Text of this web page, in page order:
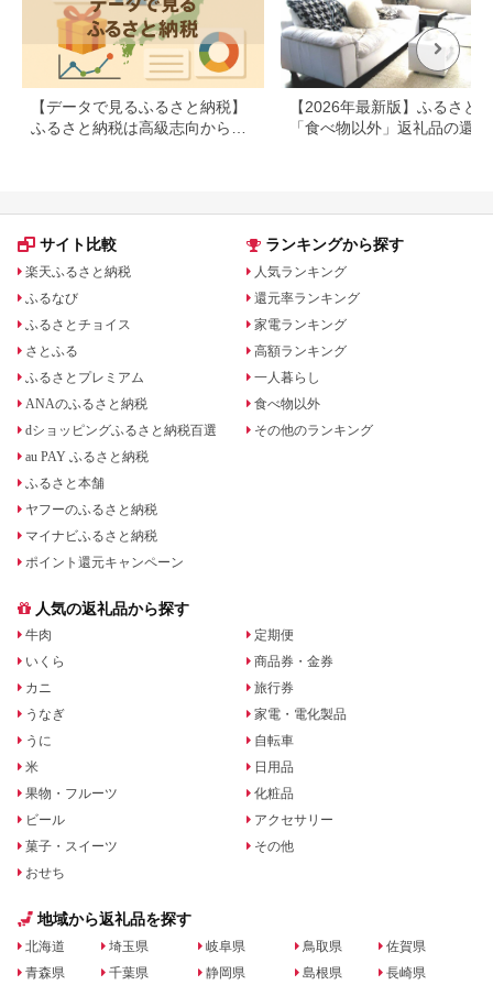
【データで見るふるさと納税】
ふるさと納税は高級志向から節
【2026年最新版】ふるさと
「食べ物以外」返礼品の還
サイト比較
楽天ふるさと納税
ふるなび
ふるさとチョイス
さとふる
ふるさとプレミアム
ANAのふるさと納税
dショッピングふるさと納税百選
au PAY ふるさと納税
ふるさと本舗
ヤフーのふるさと納税
マイナビふるさと納税
ポイント還元キャンペーン
ランキングから探す
人気ランキング
還元率ランキング
家電ランキング
高額ランキング
一人暮らし
食べ物以外
その他のランキング
人気の返礼品から探す
牛肉
いくら
カニ
うなぎ
うに
米
果物・フルーツ
ビール
菓子・スイーツ
おせち
定期便
商品券・金券
旅行券
家電・電化製品
自転車
日用品
化粧品
アクセサリー
その他
地域から返礼品を探す
北海道
青森県
埼玉県
千葉県
岐阜県
静岡県
鳥取県
島根県
佐賀県
長崎県